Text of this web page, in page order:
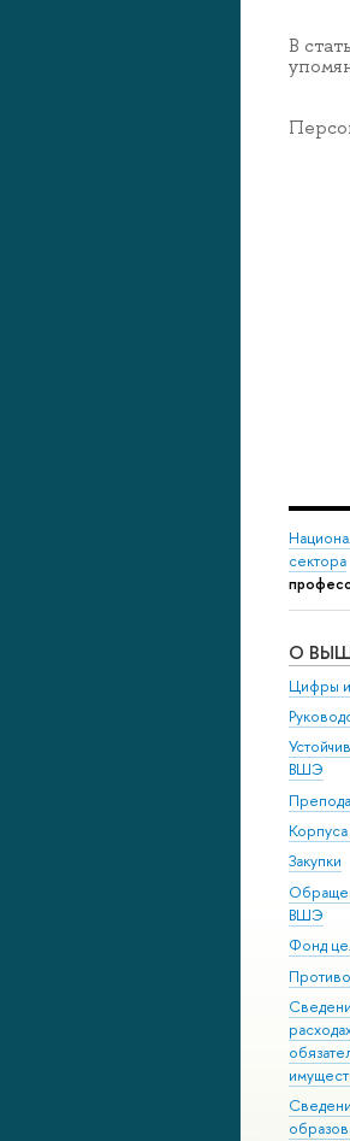
В
сектора
О
Цифры
ВШЭ
Закупки
ВШЭ
Фонд